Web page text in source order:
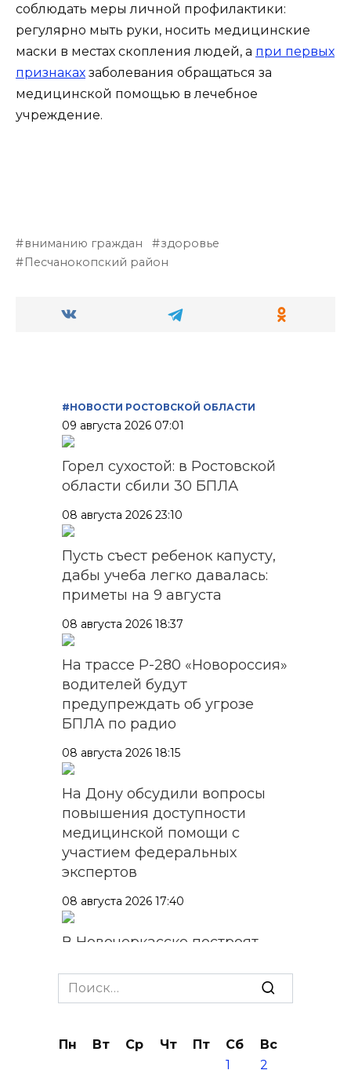
соблюдать меры личной профилактики:
регулярно мыть руки, носить медицинские
маски в местах скопления людей, а при первых
признаках заболевания обращаться за
медицинской помощью в лечебное
учреждение.
вниманию граждан
здоровье
Песчанокопский район
#НОВОСТИ РОСТОВСКОЙ ОБЛАСТИ
09 августа 2026 07:01
Горел сухостой: в Ростовской
области сбили 30 БПЛА
08 августа 2026 23:10
Пусть съест ребенок капусту,
дабы учеба легко давалась:
приметы на 9 августа
08 августа 2026 18:37
На трассе Р-280 «Новороссия»
водителей будут
предупреждать об угрозе
БПЛА по радио
08 августа 2026 18:15
На Дону обсудили вопросы
повышения доступности
медицинской помощи с
участием федеральных
экспертов
08 августа 2026 17:40
В Новочеркасске построят
и благоустроят проспект
Платовский
Search
for:
Пн Вт Ср Чт Пт Сб
Вс
1
2